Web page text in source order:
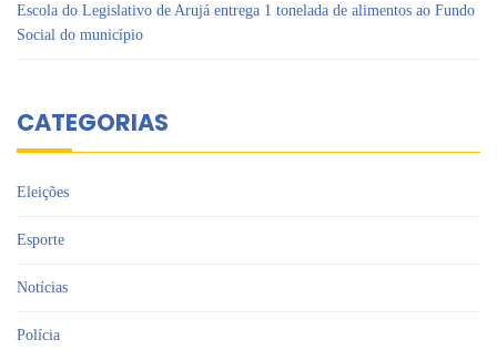
Escola do Legislativo de Arujá entrega 1 tonelada de alimentos ao Fundo
Social do município
CATEGORIAS
Eleições
Esporte
Notícias
Polícia